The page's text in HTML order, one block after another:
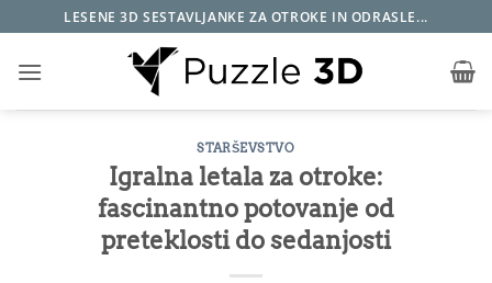
na
vsebino
LESENE 3D SESTAVLJANKE ZA OTROKE IN ODRASLE...
STARŠEVSTVO
Igralna letala za otroke:
fascinantno potovanje od
preteklosti do sedanjosti